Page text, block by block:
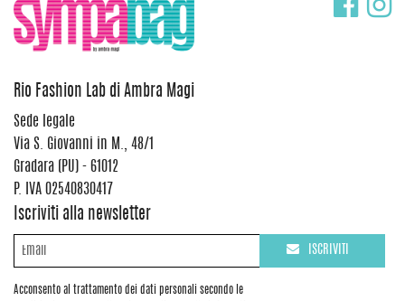
Rio Fashion Lab di Ambra Magi
Sede legale
Via S. Giovanni in M., 48/1
Gradara (PU) - 61012
P. IVA 02540830417
Iscriviti alla newsletter
Acconsento al trattamento dei dati personali secondo le
ISCRIVITI